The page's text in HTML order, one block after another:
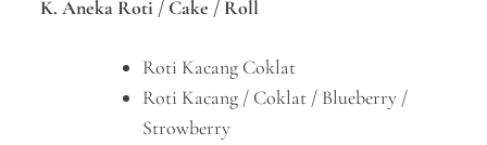
K. Aneka Roti / Cake / Roll
Roti Kacang Coklat
Roti Kacang / Coklat / Blueberry /
Strowberry